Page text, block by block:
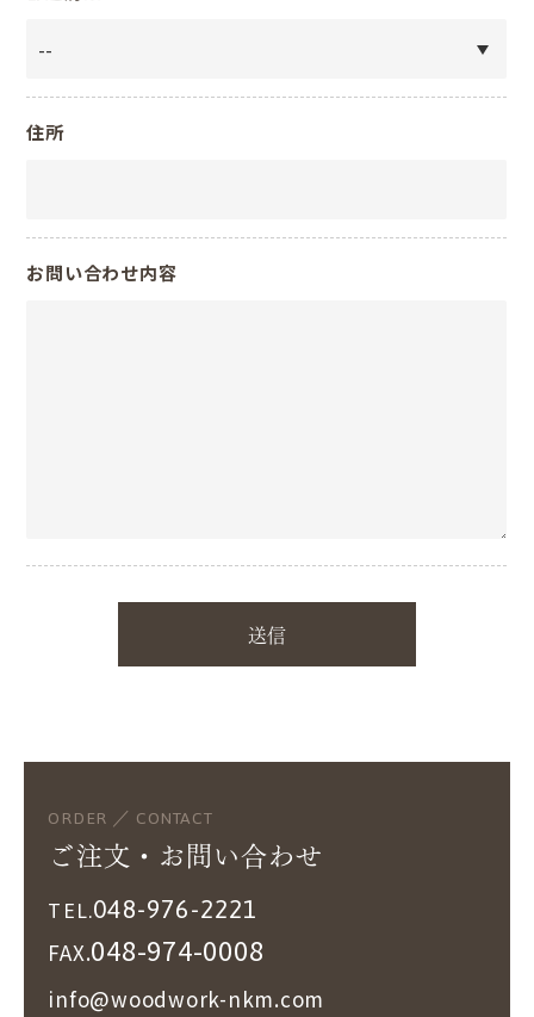
住所
お問い合わせ内容
ORDER ／ CONTACT
ご注文・お問い合わせ
TEL.048-976-2221
FAX.048-974-0008
info@woodwork-nkm.com